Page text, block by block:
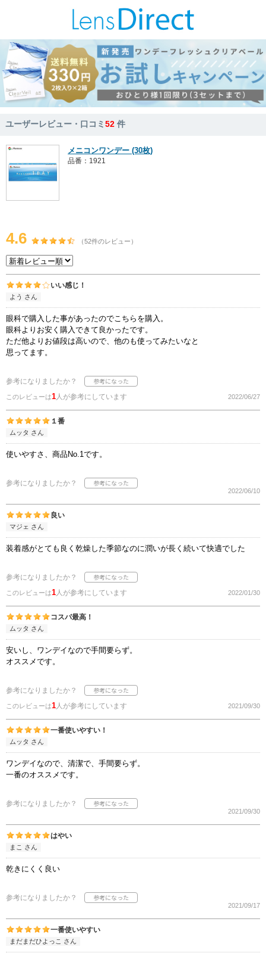
ユーザーレビュー・口コミ52 件
メニコンワンデー (30枚)
品番：1921
4.6 （52件のレビュー）
いい感じ！
よう さん
眼科で購入した事があったのでこちらを購入。
眼科よりお安く購入できて良かったです。
ただ他よりお値段は高いので、他のも使ってみたいなと
思ってます。
参考になりましたか？
このレビューは1人が参考にしています 2022/06/27
１番
ムッタ さん
使いやすさ、商品No.1です。
参考になりましたか？
2022/06/10
良い
マジェ さん
装着感がとても良く乾燥した季節なのに潤いが長く続いて快適でした
参考になりましたか？
このレビューは1人が参考にしています 2022/01/30
コスパ最高！
ムッタ さん
安いし、ワンデイなので手間要らず。
オススメです。
参考になりましたか？
このレビューは1人が参考にしています 2021/09/30
一番使いやすい！
ムッタ さん
ワンデイなので、清潔で、手間要らず。
一番のオススメです。
参考になりましたか？
2021/09/30
はやい
まこ さん
乾きにくく良い
参考になりましたか？
2021/09/17
一番使いやすい
まだまだひよっこ さん